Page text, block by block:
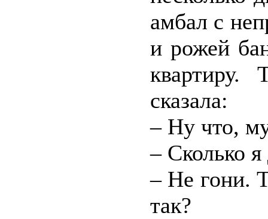
амбал с
и рожей
квартиру.
сказала:
– Ну что,
– Сколько
– Не гони.
так?